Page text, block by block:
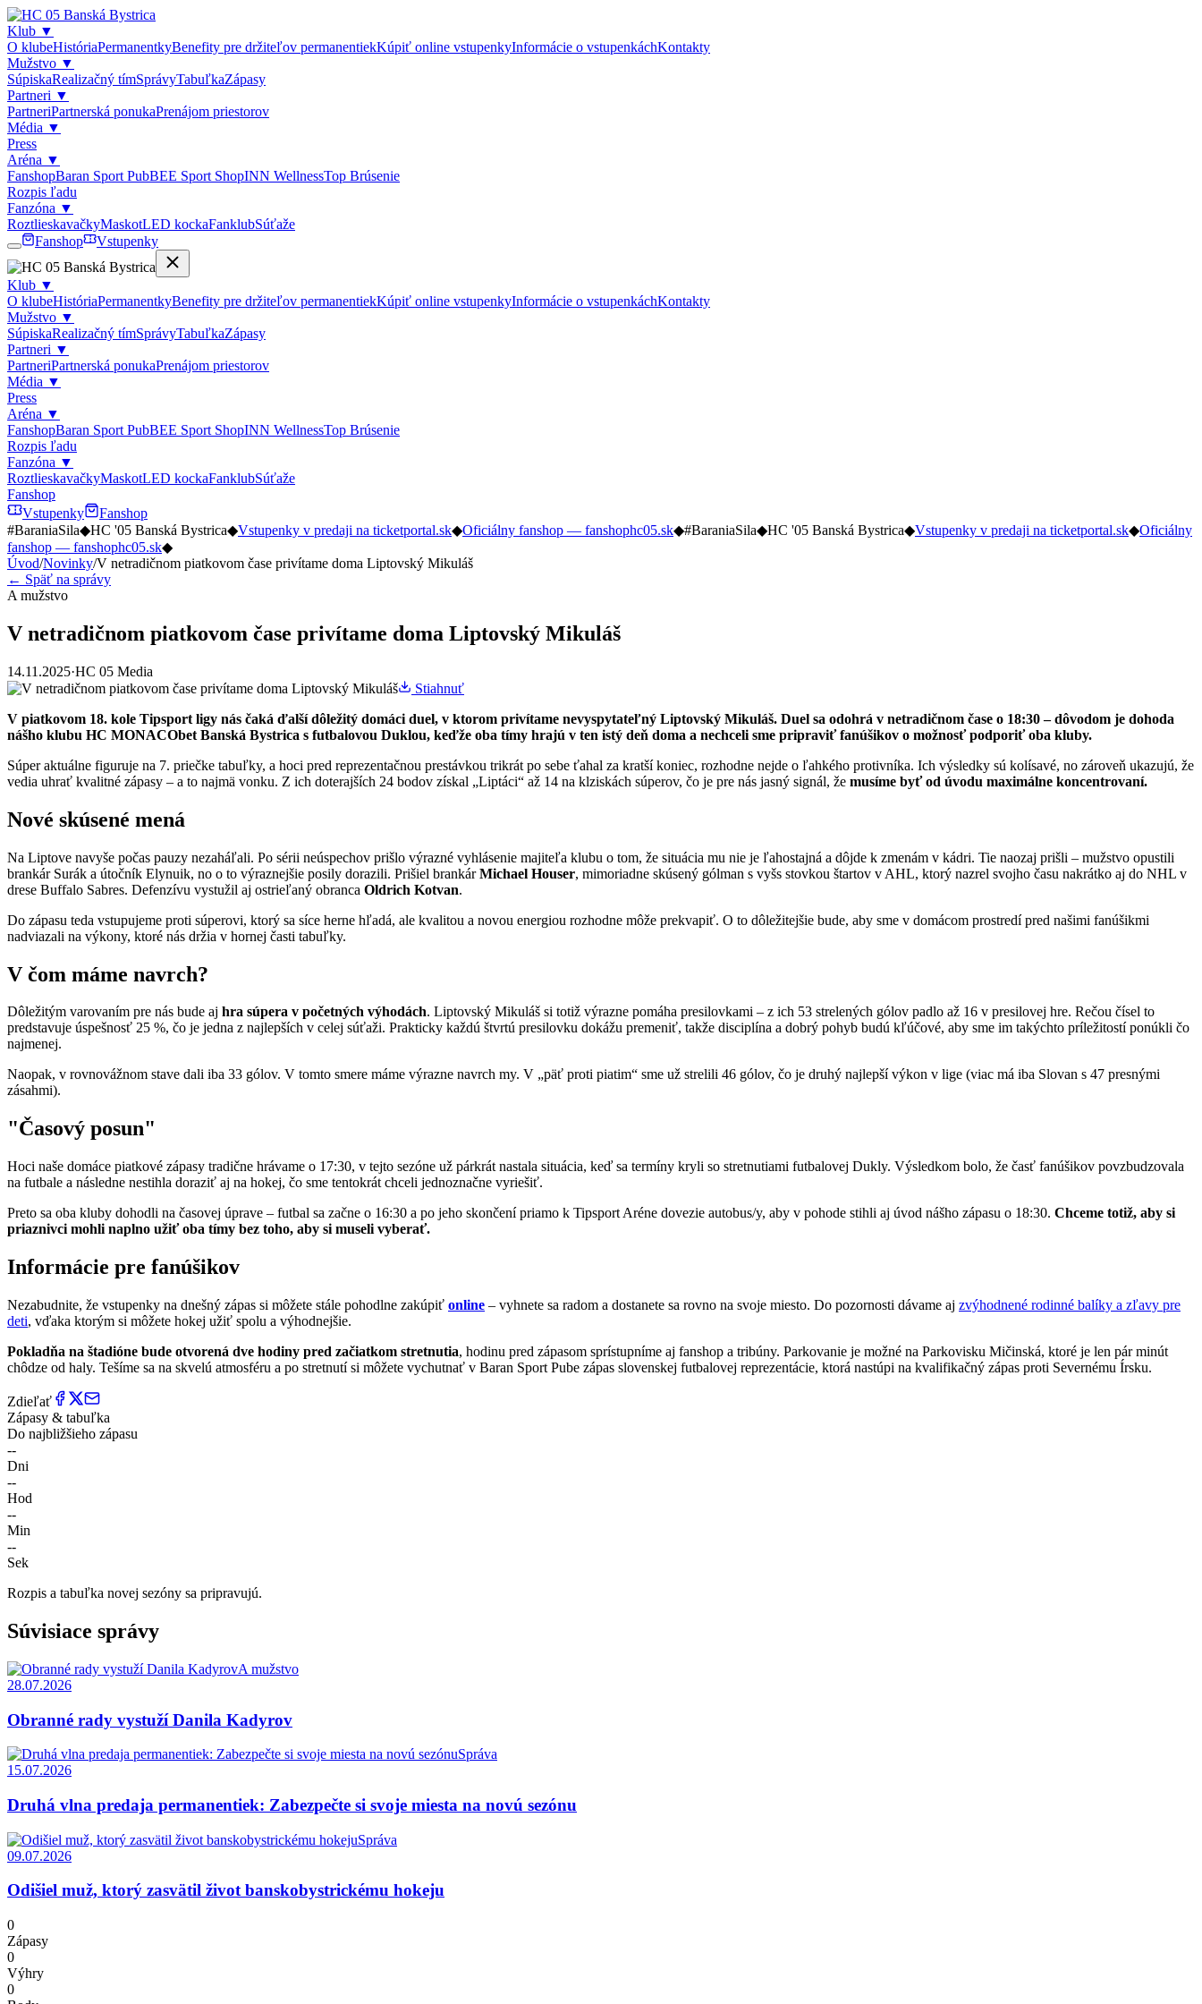
Klub ▼
O klubeHistóriaPermanentkyBenefity pre držiteľov permanentiekKúpiť online vstupenkyInformácie o vstupenkáchKontakty
Mužstvo ▼
SúpiskaRealizačný tímSprávyTabuľkaZápasy
Partneri ▼
PartneriPartnerská ponukaPrenájom priestorov
Média ▼
Press
Aréna ▼
FanshopBaran Sport PubBEE Sport ShopINN WellnessTop Brúsenie
Rozpis ľadu
Fanzóna ▼
RoztlieskavačkyMaskotLED kockaFanklubSúťaže
Fanshop
Vstupenky
Klub ▼
O klubeHistóriaPermanentkyBenefity pre držiteľov permanentiekKúpiť online vstupenkyInformácie o vstupenkáchKontakty
Mužstvo ▼
SúpiskaRealizačný tímSprávyTabuľkaZápasy
Partneri ▼
PartneriPartnerská ponukaPrenájom priestorov
Média ▼
Press
Aréna ▼
FanshopBaran Sport PubBEE Sport ShopINN WellnessTop Brúsenie
Rozpis ľadu
Fanzóna ▼
RoztlieskavačkyMaskotLED kockaFanklubSúťaže
Fanshop
Vstupenky
Fanshop
#BaraniaSila◆HC '05 Banská Bystrica◆Vstupenky v predaji na ticketportal.sk◆Oficiálny fanshop — fanshophc05.sk◆#BaraniaSila◆HC '05 Banská Bystrica◆Vstupenky v predaji na ticketportal.sk◆Oficiálny
fanshop — fanshophc05.sk◆
Úvod/Novinky/V netradičnom piatkovom čase privítame doma Liptovský Mikuláš
← Späť na správy
A mužstvo
V netradičnom piatkovom čase privítame doma Liptovský Mikuláš
14.11.2025·HC 05 Media
Stiahnuť
V piatkovom 18. kole Tipsport ligy nás čaká ďalší dôležitý domáci duel, v ktorom privítame nevyspytateľný Liptovský Mikuláš. Duel sa odohrá v netradičnom čase o 18:30 – dôvodom je dohoda
nášho klubu HC MONACObet Banská Bystrica s futbalovou Duklou, keďže oba tímy hrajú v ten istý deň doma a nechceli sme pripraviť fanúšikov o možnosť podporiť oba kluby.
Súper aktuálne figuruje na 7. priečke tabuľky, a hoci pred reprezentačnou prestávkou trikrát po sebe ťahal za kratší koniec, rozhodne nejde o ľahkého protivníka. Ich výsledky sú kolísavé, no zároveň ukazujú, že
vedia uhrať kvalitné zápasy – a to najmä vonku. Z ich doterajších 24 bodov získal „Liptáci“ až 14 na klziskách súperov, čo je pre nás jasný signál, že musíme byť od úvodu maximálne koncentrovaní.
Nové skúsené mená
Na Liptove navyše počas pauzy nezaháľali. Po sérii neúspechov prišlo výrazné vyhlásenie majiteľa klubu o tom, že situácia mu nie je ľahostajná a dôjde k zmenám v kádri. Tie naozaj prišli – mužstvo opustili
brankár Surák a útočník Elynuik, no o to výraznejšie posily dorazili. Prišiel brankárMichael Houser, mimoriadne skúsený gólman s vyšs stovkou štartov v AHL, ktorý nazrel svojho času nakrátko aj do NHL v
drese Buffalo Sabres. Defenzívu vystužil aj ostrieľaný obranca Oldrich Kotvan.
Do zápasu teda vstupujeme proti súperovi, ktorý sa síce herne hľadá, ale kvalitou a novou energiou rozhodne môže prekvapiť. O to dôležitejšie bude, aby sme v domácom prostredí pred našimi fanúšikmi
nadviazali na výkony, ktoré nás držia v hornej časti tabuľky.
V čom máme navrch?
Dôležitým varovaním pre nás bude aj hra súpera v početných výhodách. Liptovský Mikuláš si totiž výrazne pomáha presilovkami – z ich 53 strelených gólov padlo až 16 v presilovej hre. Rečou čísel to
predstavuje úspešnosť 25 %, čo je jedna z najlepších v celej súťaži. Prakticky každú štvrtú presilovku dokážu premeniť, takže disciplína a dobrý pohyb budú kľúčové, aby sme im takýchto príležitostí ponúkli čo
najmenej.
Naopak, v rovnovážnom stave dali iba 33 gólov. V tomto smere máme výrazne navrch my. V „päť proti piatim“ sme už strelili 46 gólov, čo je druhý najlepší výkon v lige (viac má iba Slovan s 47 presnými
zásahmi).
"Časový posun"
Hoci naše domáce piatkové zápasy tradične hrávame o 17:30, v tejto sezóne už párkrát nastala situácia, keď sa termíny kryli so stretnutiami futbalovej Dukly. Výsledkom bolo, že časť fanúšikov povzbudzovala
na futbale a následne nestihla doraziť aj na hokej, čo sme tentokrát chceli jednoznačne vyriešiť.
Preto sa oba kluby dohodli na časovej úprave – futbal sa začne o 16:30 a po jeho skončení priamo k Tipsport Aréne dovezie autobus/y, aby v pohode stihli aj úvod nášho zápasu o 18:30. Chceme totiž, aby si
priaznivci mohli naplno užiť oba tímy bez toho, aby si museli vyberať.
Informácie pre fanúšikov
Nezabudnite, že vstupenky na dnešný zápas si môžete stále pohodlne zakúpiť online – vyhnete sa radom a dostanete sa rovno na svoje miesto. Do pozornosti dávame aj zvýhodnené rodinné balíky a zľavy pre
deti, vďaka ktorým si môžete hokej užiť spolu a výhodnejšie.
Pokladňa na štadióne bude otvorená dve hodiny pred začiatkom stretnutia, hodinu pred zápasom sprístupníme aj fanshop a tribúny. Parkovanie je možné na Parkovisku Mičinská, ktoré je len pár minút
chôdze od haly. Tešíme sa na skvelú atmosféru a po stretnutí si môžete vychutnať v Baran Sport Pube zápas slovenskej futbalovej reprezentácie, ktorá nastúpi na kvalifikačný zápas proti Severnému Írsku.
Zdieľať
Zápasy & tabuľka
Do najbližšieho zápasu
--
Dni
--
Hod
--
Min
--
Sek
Rozpis a tabuľka novej sezóny sa pripravujú.
Súvisiace správy
A mužstvo
28.07.2026
Obranné rady vystuží Danila Kadyrov
Správa
15.07.2026
Druhá vlna predaja permanentiek: Zabezpečte si svoje miesta na novú sezónu
Správa
09.07.2026
Odišiel muž, ktorý zasvätil život banskobystrickému hokeju
0
Zápasy
0
Výhry
0